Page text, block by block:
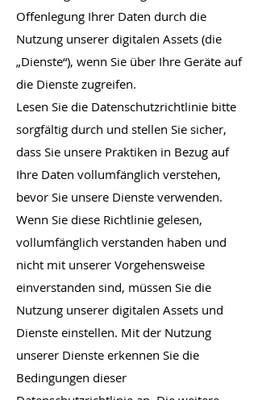
Offenlegung Ihrer Daten durch die
Nutzung unserer digitalen Assets (die
„Dienste“), wenn Sie über Ihre Geräte auf
die Dienste zugreifen.
Lesen Sie die Datenschutzrichtlinie bitte
sorgfältig durch und stellen Sie sicher,
dass Sie unsere Praktiken in Bezug auf
Ihre Daten vollumfänglich verstehen,
bevor Sie unsere Dienste verwenden.
Wenn Sie diese Richtlinie gelesen,
vollumfänglich verstanden haben und
nicht mit unserer Vorgehensweise
einverstanden sind, müssen Sie die
Nutzung unserer digitalen Assets und
Dienste einstellen. Mit der Nutzung
unserer Dienste erkennen Sie die
Bedingungen dieser